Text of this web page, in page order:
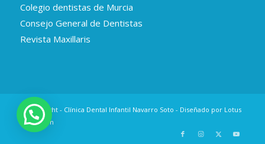
Colegio dentistas de Murcia
Consejo General de Dentistas
Revista Maxillaris
© Copyright - Clínica Dental Infantil Navarro Soto - Diseñado por Lotus
Innovation